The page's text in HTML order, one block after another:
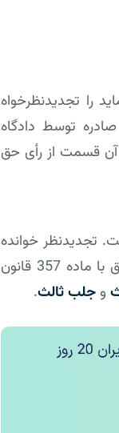
را تجدیدنظر­خواه
توسط دادگاه
آن قسمت از رأی حق
تجدیدنظر خوانده
می‌تواند خواهان یا خوانده و حتی وارد ثالث یا مجلوب ثالث باشد. شایان ذکر است که مطابق با ماده 357 قانون
و جلب ثالث.